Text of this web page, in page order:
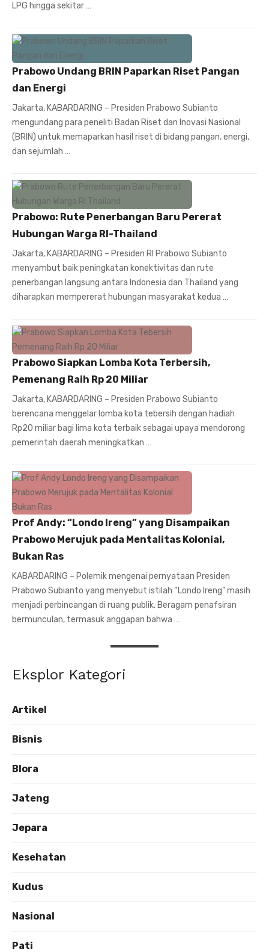
LPG hingga sekitar …
Prabowo Undang BRIN Paparkan Riset Pangan
dan Energi
Jakarta, KABARDARING – Presiden Prabowo Subianto
mengundang para peneliti Badan Riset dan Inovasi Nasional
(BRIN) untuk memaparkan hasil riset di bidang pangan, energi,
dan sejumlah …
Prabowo: Rute Penerbangan Baru Pererat
Hubungan Warga RI-Thailand
Jakarta, KABARDARING – Presiden RI Prabowo Subianto
menyambut baik peningkatan konektivitas dan rute
penerbangan langsung antara Indonesia dan Thailand yang
diharapkan mempererat hubungan masyarakat kedua …
Prabowo Siapkan Lomba Kota Terbersih,
Pemenang Raih Rp 20 Miliar
Jakarta, KABARDARING – Presiden Prabowo Subianto
berencana menggelar lomba kota tebersih dengan hadiah
Rp20 miliar bagi lima kota terbaik sebagai upaya mendorong
pemerintah daerah meningkatkan …
Prof Andy: “Londo Ireng” yang Disampaikan
Prabowo Merujuk pada Mentalitas Kolonial,
Bukan Ras
KABARDARING – Polemik mengenai pernyataan Presiden
Prabowo Subianto yang menyebut istilah “Londo Ireng” masih
menjadi perbincangan di ruang publik. Beragam penafsiran
bermunculan, termasuk anggapan bahwa …
Eksplor Kategori
Artikel
Bisnis
Blora
Jateng
Jepara
Kesehatan
Kudus
Nasional
Pati